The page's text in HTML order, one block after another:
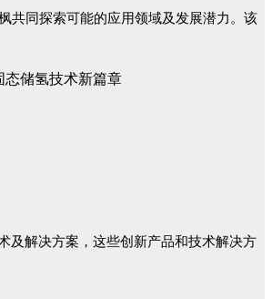
共同探索可能的应用领域及发展潜力。该
及解决方案，这些创新产品和技术解决方